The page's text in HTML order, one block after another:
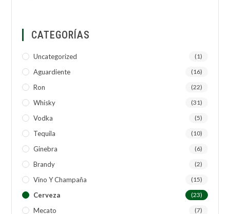
CATEGORÍAS
Uncategorized (1)
Aguardiente (16)
Ron (22)
Whisky (31)
Vodka (5)
Tequila (10)
Ginebra (6)
Brandy (2)
Vino Y Champaña (15)
Cerveza (23)
Mecato (7)